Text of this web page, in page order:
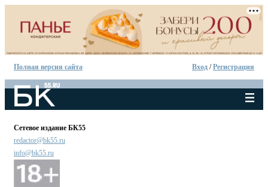
Полная версия сайта Вход /Регистрация
Сетевое издание БК55
redactor@bk55.ru
info@bk55.ru